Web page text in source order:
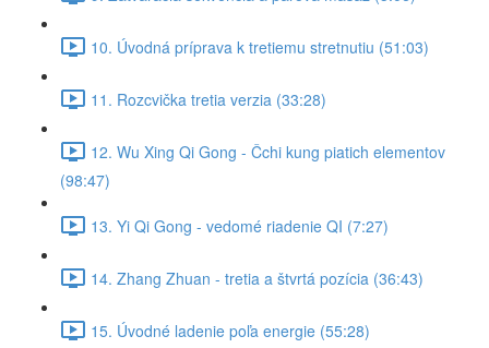
10. Úvodná príprava k tretiemu stretnutiu (51:03)
11. Rozcvička tretia verzia (33:28)
12. Wu Xing Qi Gong - Čchi kung piatich elementov
(98:47)
13. Yi Qi Gong - vedomé riadenie QI (7:27)
14. Zhang Zhuan - tretia a štvrtá pozícia (36:43)
15. Úvodné ladenie poľa energie (55:28)